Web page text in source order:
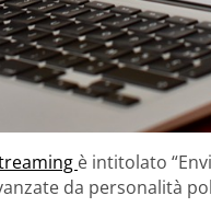
è intitolato
da personalità